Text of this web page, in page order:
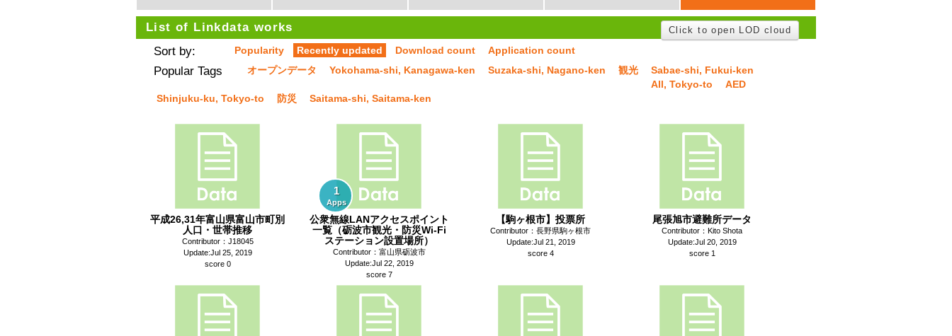
List of Linkdata works Click to open LOD cloud
Sort by: Popularity Recently updated Download count Application count
Popular Tags オープンデータ Yokohama-shi, Kanagawa-ken Suzaka-shi, Nagano-ken 観光
Sabae-shi, Fukui-ken
All, Tokyo-to
AED
Shinjuku-ku, Tokyo-to
防災 Saitama-shi, Saitama-ken
平成26,31年富山県富山市町別
人口・世帯推移
Contributor：J18045
Update:Jul 25, 2019
score 0
1
Apps
公衆無線LANアクセスポイント
一覧（砺波市観光・防災Wi-Fi
ステーション設置場所）
Contributor：富山県砺波市
Update:Jul 22, 2019
score 7
【駒ヶ根市】投票所
Contributor：長野県駒ヶ根市
Update:Jul 21, 2019
score 4
尾張旭市避難所データ
Contributor：Kito Shota
Update:Jul 20, 2019
score 1